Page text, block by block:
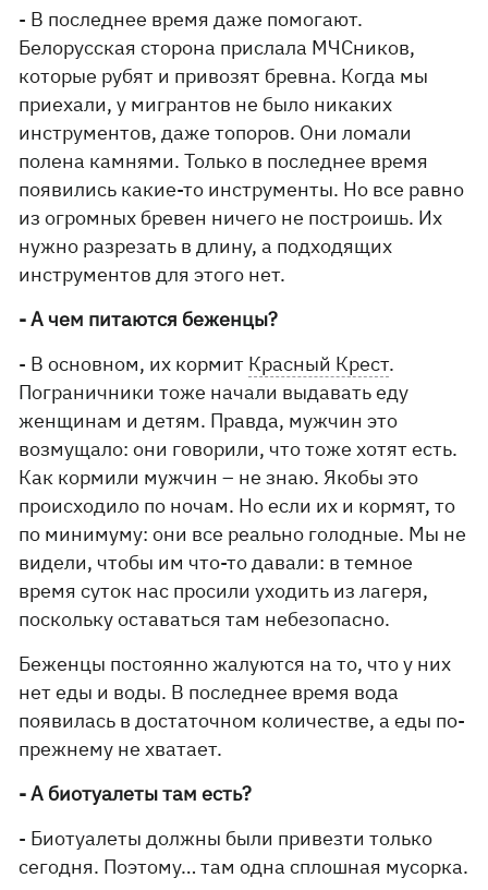
- В последнее время даже помогают.
Белорусская сторона прислала МЧСников,
которые рубят и привозят бревна. Когда мы
приехали, у мигрантов не было никаких
инструментов, даже топоров. Они ломали
полена камнями. Только в последнее время
появились какие-то инструменты. Но все равно
из огромных бревен ничего не построишь. Их
нужно разрезать в длину, а подходящих
инструментов для этого нет.
- А чем питаются беженцы?
- В основном, их кормит Красный Крест.
Пограничники тоже начали выдавать еду
женщинам и детям. Правда, мужчин это
возмущало: они говорили, что тоже хотят есть.
Как кормили мужчин – не знаю. Якобы это
происходило по ночам. Но если их и кормят, то
по минимуму: они все реально голодные. Мы не
видели, чтобы им что-то давали: в темное
время суток нас просили уходить из лагеря,
поскольку оставаться там небезопасно.
Беженцы постоянно жалуются на то, что у них
нет еды и воды. В последнее время вода
появилась в достаточном количестве, а еды по-
прежнему не хватает.
- А биотуалеты там есть?
- Биотуалеты должны были привезти только
сегодня. Поэтому… там одна сплошная мусорка.